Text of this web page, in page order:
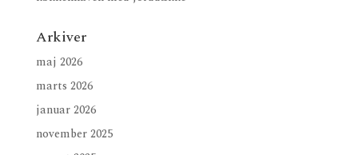
Arkiver
maj 2026
marts 2026
januar 2026
november 2025